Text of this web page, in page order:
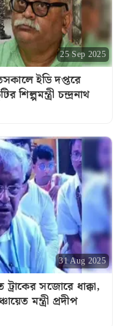
25 Sep 2025
ইডি দপ্তরে
শিল্পমন্ত্রী চন্দ্রনাথ
31 Aug 2025
সজোরে ধাক্কা,
মন্ত্রী প্রদীপ